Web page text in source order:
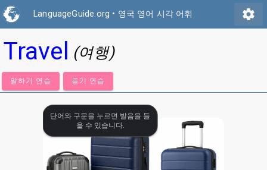
LanguageGuide.org • 영국 영어 시각 어휘 settings
Travel (여행)
말하기 연습 듣기 연습
단어와 구문을 누르면 발음을 들
을 수 있습니다.